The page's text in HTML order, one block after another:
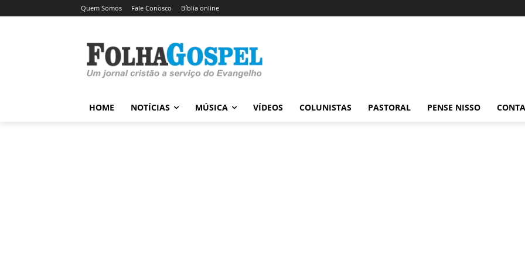
Quem Somos Fale Conosco Bíblia online
HOME NOTÍCIAS MÚSICA VÍDEOS COLUNISTAS PASTORAL PENSE NISSO